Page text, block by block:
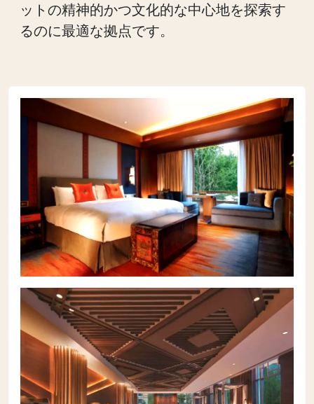
ットの精神的かつ文化的な中心地を探索す
るのに最適な拠点です。